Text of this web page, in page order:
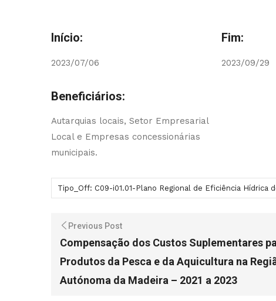
Início:
2023/07/06
Fim:
2023/09/29
Beneficiários:
Autarquias locais, Setor Empresarial
Local e Empresas concessionárias
municipais.
Tipo_Off: C09-i01.01-Plano Regional de Eficiência Hídrica
Previous Post
Compensação dos Custos Suplementares
Produtos da Pesca e da Aquicultura na
Autónoma da Madeira – 2021 a 2023